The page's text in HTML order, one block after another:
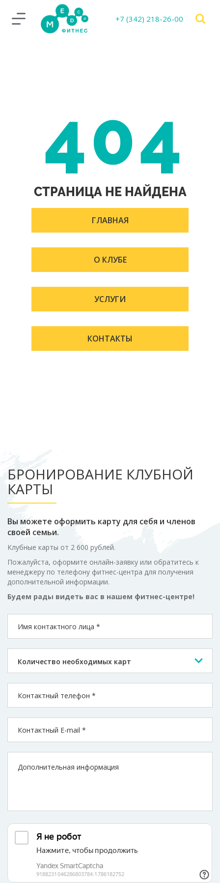
+7 (342) 218-26-00
404
СТРАНИЦА НЕ НАЙДЕНА
ГЛАВНАЯ
О КЛУБЕ
УСЛУГИ
КОНТАКТЫ
БРОНИРОВАНИЕ КЛУБНОЙ
КАРТЫ
Вы можете оформить карту для себя и членов
своей семьи.
Клубные карты от 2 600 рублей.
Пожалуйста, оформите онлайн-заявку или обратитесь к
менеджеру по телефону фитнес-центра для получения
дополнительной информации.
Будем рады видеть вас в нашем фитнес-центре!
Количество необходимых карт